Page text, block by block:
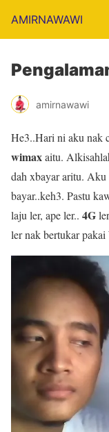
AMIRNAWAWI
amirnawawi
He3..Hari ni aku nak
wimaxaitu.
dah xbayar aritu.
bayar..keh3. Pastu
laju ler, ape ler.. 4G
ler nak bertukar